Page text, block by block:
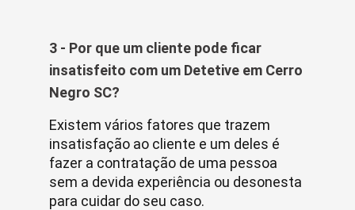
3 - Por que um cliente pode ficar
insatisfeito com um Detetive em Cerro
Negro SC?
Existem vários fatores que trazem
insatisfação ao cliente e um deles é
fazer a contratação de uma pessoa
sem a devida experiência ou desonesta
para cuidar do seu caso.